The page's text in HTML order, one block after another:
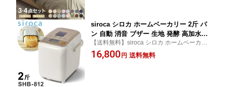
siroca シロカ ホームベーカリー 2斤 パ
ン 自動 消音 ブザー 生地 発酵 高加水パ
ン 焼きいも もちつき ケーキ ジャム 生
キャラメル バター ヨーグルト チーズ
【送料無料】siroca シロカ ホームベーカリ
ー 2斤 パン 自動 消音 ブザー 生地 発酵 高加
水パン 焼きいも もちつき ケーキ 生キャラ
16,800円 送料無料